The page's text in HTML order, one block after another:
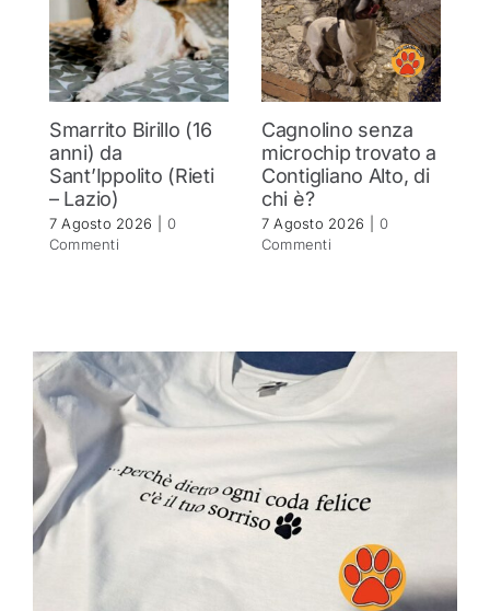
Smarrito Birillo (16
anni) da
Sant’Ippolito (Rieti
– Lazio)
7 Agosto 2026
0
Commenti
Cagnolino senza
microchip trovato a
Contigliano Alto, di
chi è?
7 Agosto 2026
0
Commenti